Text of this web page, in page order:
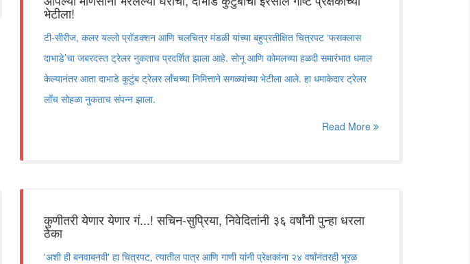
भेटीला!
टी-सीरीज, कलर यल्लो प्रॉडक्शन आणि चलचित्र मंडळी यांच्या बहुप्रतीक्षित चित्रपट ‘फसक्लास
दाभाडे’चा जबरदस्त ट्रेलर नुकताच प्रदर्शित झाला आहे. सोनू आणि कोमलच्या हळदी समारंभात धमाल
केल्यानंतर आता दाभाडे कुटुंब ट्रेलर लाँचच्या निमित्ताने सगळ्यांच्या भेटीला आले. हा धमाकेदार ट्रेलर
लाँच सोहळा नुकताच संपन्न झाला.
Read More
कुणीतरी येणार येणार गं...! सचिन-सुप्रिया, निवेदितांनी ३६ वर्षांनी पुन्हा धरला
ठेका
'अशी ही बनवाबनवी' हा चित्रपट, त्यातील पात्र आणि गाणी यांनी प्रेक्षकांना २४ वर्षांनंतरही भूरळ